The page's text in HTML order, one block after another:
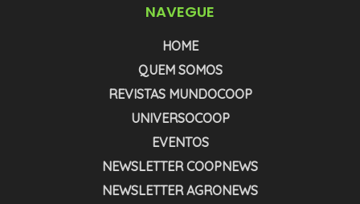
NAVEGUE
HOME
QUEM SOMOS
REVISTAS MUNDOCOOP
UNIVERSOCOOP
EVENTOS
NEWSLETTER COOPNEWS
NEWSLETTER AGRONEWS